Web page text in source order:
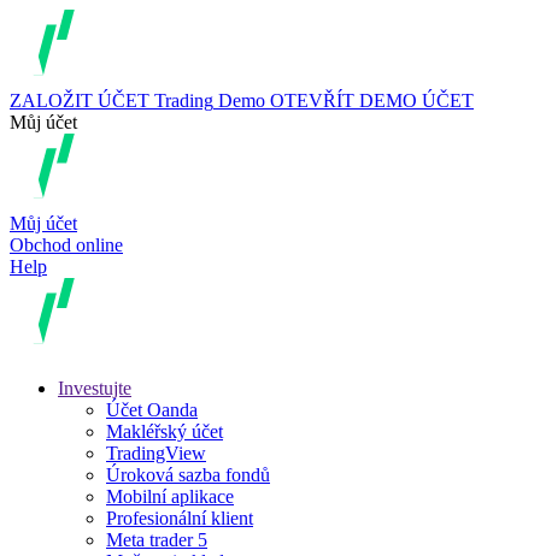
ZALOŽIT ÚČET Trading Demo OTEVŘÍT DEMO ÚČET
Můj účet
Můj účet
Obchod online
Help
Investujte
Účet Oanda
Makléřský účet
TradingView
Úroková sazba fondů
Mobilní aplikace
Profesionální klient
Meta trader 5